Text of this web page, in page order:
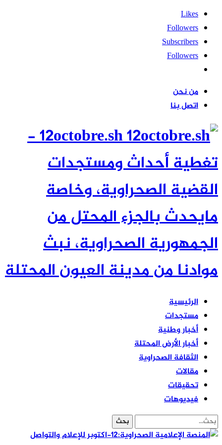
Likes
Followers
Subscribers
Followers
من نحن
اتصل بنا
12octobre.sh -
تغطية أحداث ومستجدات
القضية الصحراوية، وخاصة
مايحدث بالجزء المحتل من
الجمهورية الصحراوية، نبث
موادنا من مدينة العيون المحتلة
الرئيسية
مستجدات
أخبار وطنية
أخبار الأرض المحتلة
الثقافة الصحراوية
مقالات
تحقيقات
فيديوهات